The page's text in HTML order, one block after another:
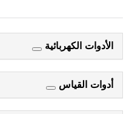
الأدوات الكهربائية
أدوات القياس